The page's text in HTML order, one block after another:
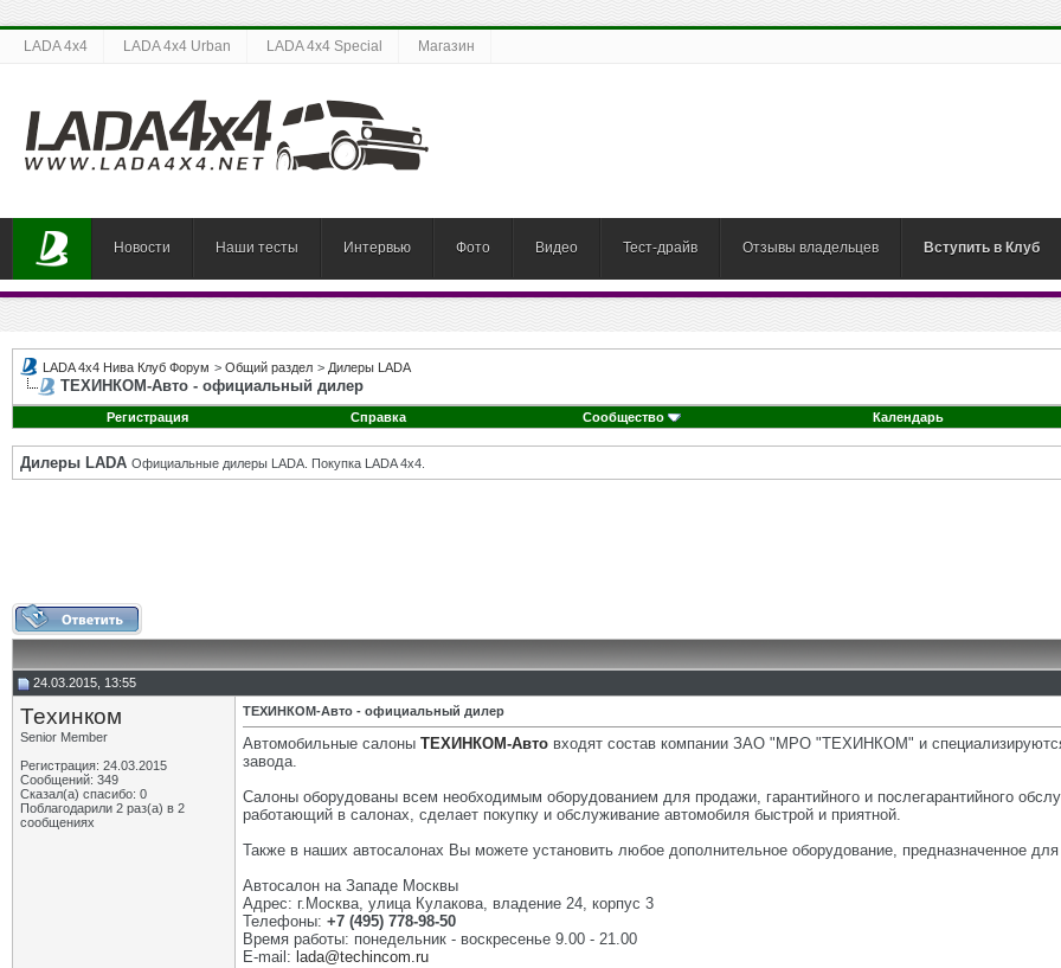
LADA 4x4 LADA 4x4 Urban LADA 4x4 Special Магазин
Новости Наши тесты Интервью Фото Видео Тест-драйв Отзывы владельцев Вступить в Клуб
LADA 4x4 Нива Клуб Форум > Общий раздел > Дилеры LADA
ТЕХИНКОМ-Авто - официальный дилер
Регистрация Справка Сообщество Календарь
Дилеры LADA Официальные дилеры LADA. Покупка LADA 4x4.
24.03.2015, 13:55
Техинком
Senior Member
Регистрация: 24.03.2015
Сообщений: 349
Сказал(а) спасибо: 0
Поблагодарили 2 раз(а) в 2
сообщениях
ТЕХИНКОМ-Авто - официальный дилер
Автомобильные салоны ТЕХИНКОМ-Авто входят состав компании ЗАО "МРО "ТЕХИНКОМ" и
завода.
Салоны оборудованы всем необходимым оборудованием для продажи, гарантийного и послегарантийного
работающий в салонах, сделает покупку и обслуживание автомобиля быстрой и приятной.
Также в наших автосалонах Вы можете установить любое дополнительное оборудование, предназначенное
Автосалон на Западе Москвы
Адрес: г.Москва, улица Кулакова, владение 24, корпус 3
Телефоны: +7 (495) 778-98-50
Время работы: понедельник - воскресенье 9.00 - 21.00
E-mail: lada@techincom.ru